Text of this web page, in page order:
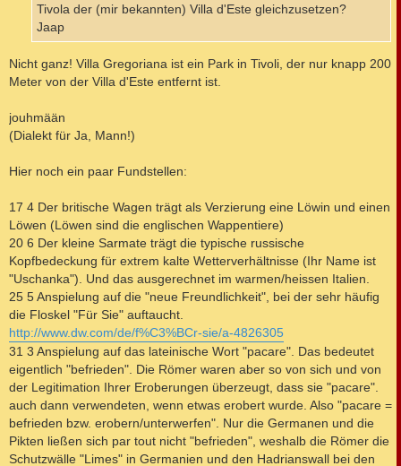
Tivola der (mir bekannten) Villa d'Este gleichzusetzen?
Jaap
Nicht ganz! Villa Gregoriana ist ein Park in Tivoli, der nur knapp 200
Meter von der Villa d'Este entfernt ist.
jouhmään
(Dialekt für Ja, Mann!)
Hier noch ein paar Fundstellen:
17 4 Der britische Wagen trägt als Verzierung eine Löwin und einen
Löwen (Löwen sind die englischen Wappentiere)
20 6 Der kleine Sarmate trägt die typische russische
Kopfbedeckung für extrem kalte Wetterverhältnisse (Ihr Name ist
"Uschanka"). Und das ausgerechnet im warmen/heissen Italien.
25 5 Anspielung auf die "neue Freundlichkeit", bei der sehr häufig
die Floskel "Für Sie" auftaucht.
http://www.dw.com/de/f%C3%BCr-sie/a-4826305
31 3 Anspielung auf das lateinische Wort "pacare". Das bedeutet
eigentlich "befrieden". Die Römer waren aber so von sich und von
der Legitimation Ihrer Eroberungen überzeugt, dass sie "pacare".
auch dann verwendeten, wenn etwas erobert wurde. Also "pacare =
befrieden bzw. erobern/unterwerfen". Nur die Germanen und die
Pikten ließen sich par tout nicht "befrieden", weshalb die Römer die
Schutzwälle "Limes" in Germanien und den Hadrianswall bei den